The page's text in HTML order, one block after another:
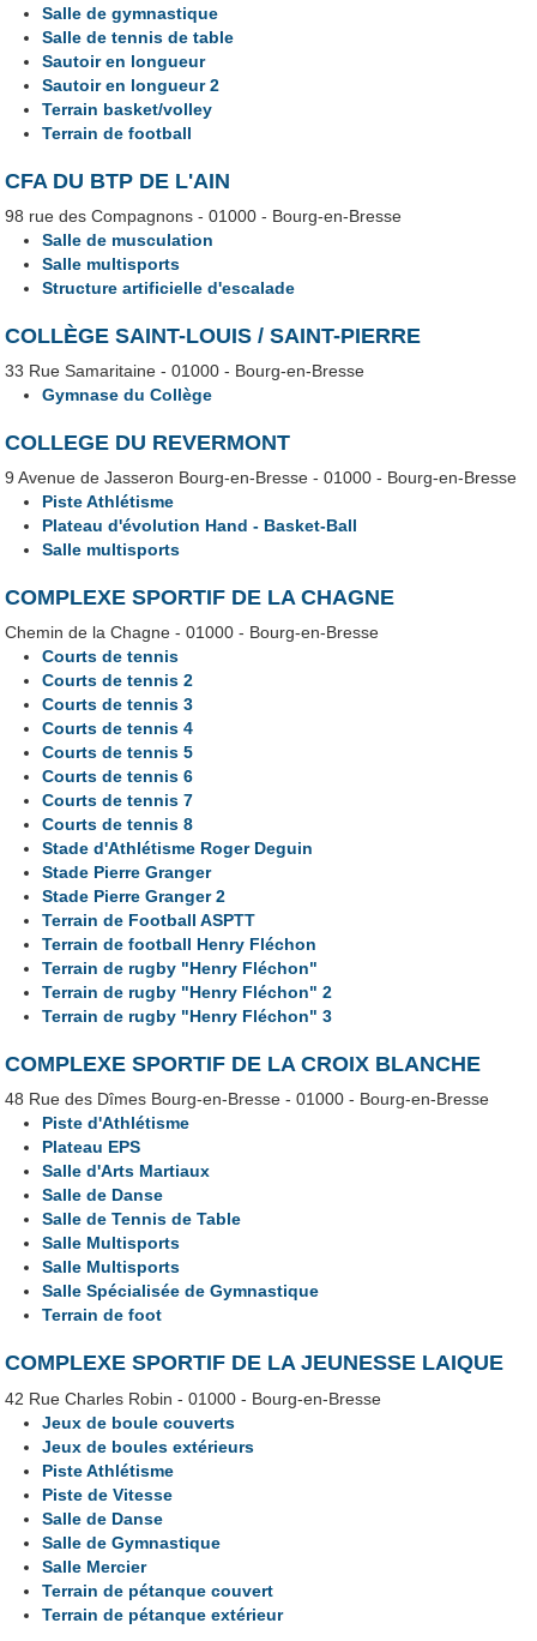
Salle de gymnastique
Salle de tennis de table
Sautoir en longueur
Sautoir en longueur 2
Terrain basket/volley
Terrain de football
CFA DU BTP DE L'AIN
98 rue des Compagnons - 01000 - Bourg-en-Bresse
Salle de musculation
Salle multisports
Structure artificielle d'escalade
COLLÈGE SAINT-LOUIS / SAINT-PIERRE
33 Rue Samaritaine - 01000 - Bourg-en-Bresse
Gymnase du Collège
COLLEGE DU REVERMONT
9 Avenue de Jasseron Bourg-en-Bresse - 01000 - Bourg-en-Bresse
Piste Athlétisme
Plateau d'évolution Hand - Basket-Ball
Salle multisports
COMPLEXE SPORTIF DE LA CHAGNE
Chemin de la Chagne - 01000 - Bourg-en-Bresse
Courts de tennis
Courts de tennis 2
Courts de tennis 3
Courts de tennis 4
Courts de tennis 5
Courts de tennis 6
Courts de tennis 7
Courts de tennis 8
Stade d'Athlétisme Roger Deguin
Stade Pierre Granger
Stade Pierre Granger 2
Terrain de Football ASPTT
Terrain de football Henry Fléchon
Terrain de rugby "Henry Fléchon"
Terrain de rugby "Henry Fléchon" 2
Terrain de rugby "Henry Fléchon" 3
COMPLEXE SPORTIF DE LA CROIX BLANCHE
48 Rue des Dîmes Bourg-en-Bresse - 01000 - Bourg-en-Bresse
Piste d'Athlétisme
Plateau EPS
Salle d'Arts Martiaux
Salle de Danse
Salle de Tennis de Table
Salle Multisports
Salle Multisports
Salle Spécialisée de Gymnastique
Terrain de foot
COMPLEXE SPORTIF DE LA JEUNESSE LAIQUE
42 Rue Charles Robin - 01000 - Bourg-en-Bresse
Jeux de boule couverts
Jeux de boules extérieurs
Piste Athlétisme
Piste de Vitesse
Salle de Danse
Salle de Gymnastique
Salle Mercier
Terrain de pétanque couvert
Terrain de pétanque extérieur